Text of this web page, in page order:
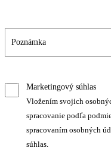
Marketingový súhlas
Vložením svojich
spracovanie podľa
spracovaním osobných
súhlas.